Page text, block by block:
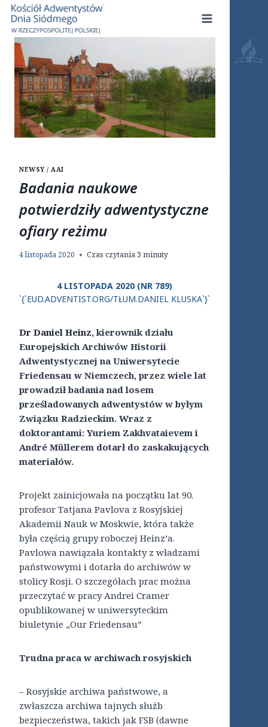
Przejdź
treści
NEWSY / AAI
Badania naukowe
potwierdziły adwentystyczne
ofiary reżimu
4 listopada 2020 Czas czytania 3 minuty
4 LISTOPADA 2020 (NR 789)
`{`EUD.ADVENTIST.ORG/TŁUM.DANIEL KLUSKA`}`
Dr Daniel Heinz, kierownik działu
Europejskich Archiwów Historii
Adwentystycznej na Uniwersytecie
Friedensau w Niemczech, przez wiele lat
prowadził badania nad losem
prześladowanych adwentystów w byłym
Związku Radzieckim. Wraz z
doktorantami: Yuriem Zakhvataievem i
André Müllerem dotarł do zaskakujących
materiałów.
Projekt zainicjowała na początku lat 90.
profesor Tatjana Pavlova z Rosyjskiej
Akademii Nauk w Moskwie, która także
była częścią grupy roboczej Heinz’a.
Pavlowa nawiązała kontakty z władzami
państwowymi i dotarła do archiwów w
stolicy Rosji. O szczegółach prac można
przeczytać w pracy Andrei Cramer
opublikowanej w uniwersyteckim
biuletynie „Our Friedensau”
Trudna praca w archiwach rosyjskich
– Rosyjskie archiwa państwowe, a
zwłaszcza archiwa tajnych służb
bezpieczeństwa, takich jak FSB (dawne